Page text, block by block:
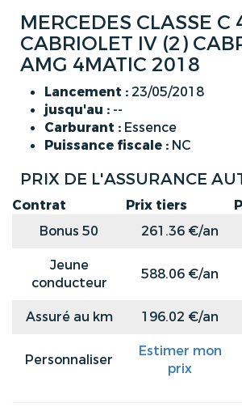
MERCEDES CLASSE C
CABRIOLET IV (2)
AMG 4MATIC 2018
Lancement : 23/05/2018
jusqu'au : --
Carburant : Essence
Puissance fiscale : NC
PRIX DE L'ASSURANCE
Contrat Prix tiers
Bonus 50
261.36 €/an
Jeune
conducteur
588.06 €/an
Assuré au km
196.02 €/an
Personnaliser
Estimer mon
prix